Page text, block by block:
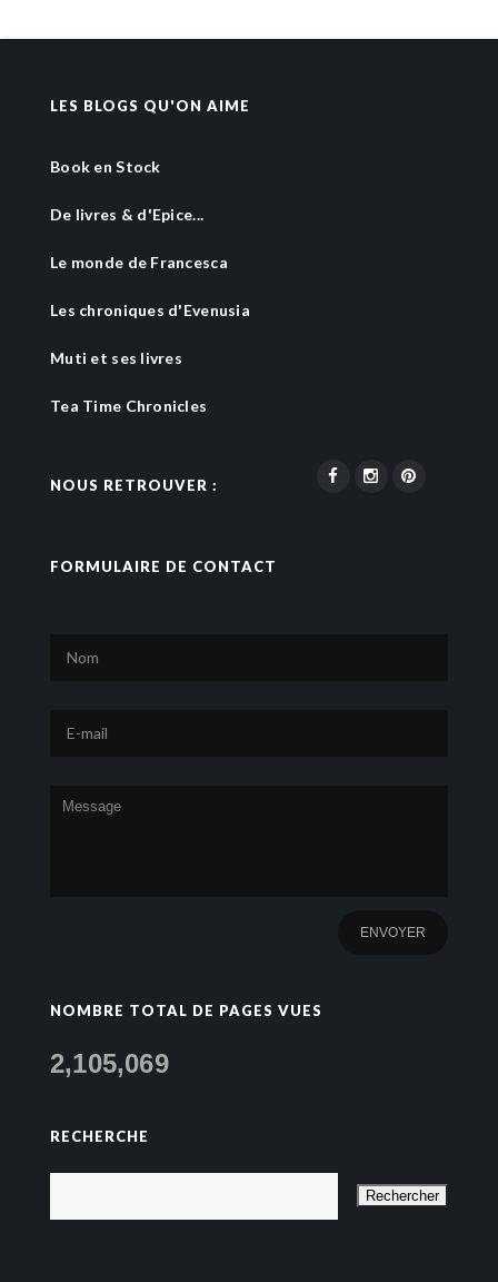
LES BLOGS QU'ON AIME
Book en Stock
De livres & d'Epice...
Le monde de Francesca
Les chroniques d'Evenusia
Muti et ses livres
Tea Time Chronicles
NOUS RETROUVER :
FORMULAIRE DE CONTACT
NOMBRE TOTAL DE PAGES VUES
2,105,069
RECHERCHE